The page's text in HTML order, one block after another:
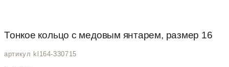
Тонкое кольцо с медовым янтарем, размер 16
артикул kl164-330715